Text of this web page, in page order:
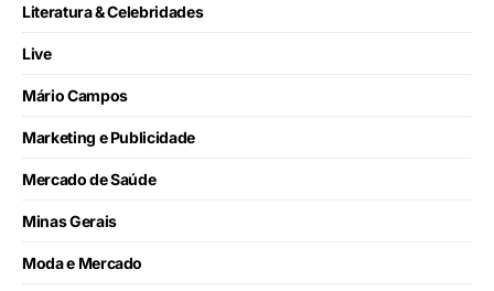
Literatura & Celebridades
Live
Mário Campos
Marketing e Publicidade
Mercado de Saúde
Minas Gerais
Moda e Mercado